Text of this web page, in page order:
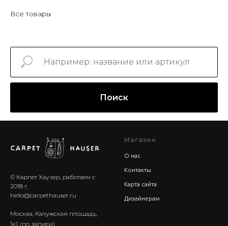
Все товары
Поиск
© Карпет Хаузер, работаем с
2018 г.
hello@carpethauser.ru
Москва, Калужская площадь,
1к1 (по записи)
Магазин
О нас
Контакты
Карта сайта
Дизайнерам